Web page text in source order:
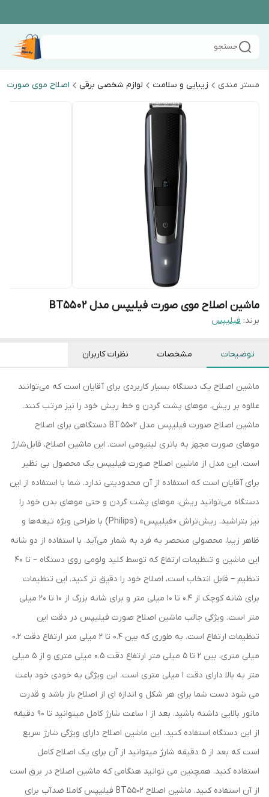
جستجو
مستر مندی زیبایی و سلامت لوازم شخصی برقی اصلاح موی صورت
ماشین اصلاح موی صورت فیلیپس مدل BT5502
برند: فیلیپس
توضیحات مشخصات نظرات کاربران
ماشین اصلاح یک دستگاه بسیار کاربردی برای آقایان است که می‌توانند
علاوه بر ریش، موهای پشت گردن و خط ریش خود را نیز مرتب کنند.
ماشین اصلاح صورت فیلیپس مدل BT5502 دستگاهی برای اصلاح
موهای صورت مجهز به باتری لیتیومی است. این ماشین اصلاح، قابل‌شارژ
است. این مدل از ماشین اصلاح صورت فیلیپس یک محصول بی نظیر
برای آقایان است که استفاده از آن محدودیتی ندارد. شما با استفاده از این
دستگاه می‌توانید ریش، موهای پشت گردن و حتی موهای بدن خود را
نیز بتراشید. ریش‌تراش «فیلیپس» (Philips) با طراحی ویژه‌ تیغه‌ها و
ظاهر زیبا، محصولی منحصر به فرد به شمار می‌آید. با استفاده از دو شانه
این ماشین و تنظیمات ارتفاع که توسط کلید ولومی روی دستگاه – تا 40
تنظیم – قابل انتخاب است، اصلاح خود را دقیق تر کنید. این تنظیمات
برای شانه کوچک از 0.4 تا 10 میلی متر و برای شانه بزرگ از 10 تا 20 میلی
متر است. ویژگی جالب ماشین اصلاح صورت فیلیپس در دقت این
تنظیمات ارتفاع است. به طوری که بین 0.4 تا 2 میلی متر ارتفاع دقت 0.2
میلی متری، بین 2 تا 5 میلی متر ارتفاع دقت 0.5 میلی متری و از 5 میلی
متر به بالا دارای دقت 1 میلی متری است. این ویژگی به خودی خود باعث
می شود دست شما برای هر شکل و اندازه ای از اصلاح باز باشد و قدرت
مانور بالایی داشته باشید. بعد از 1 ساعت شارژ کامل میتوانید تا 90 دقیقه
از این دستگاه استفاده کنید. این ماشین اصلاح دارای ویژگی شارژ سریع
است که بعد از 5 دقیقه شارژ میتوانید از آن برای یک اصلاح کامل
استفاده کنید. همچنین می توانید هنگامی که ماشین اصلاح در برق است
از آن استفاده کنید. ماشین اصلاح BT5502 فیلیپس کاملا ضدآب برای